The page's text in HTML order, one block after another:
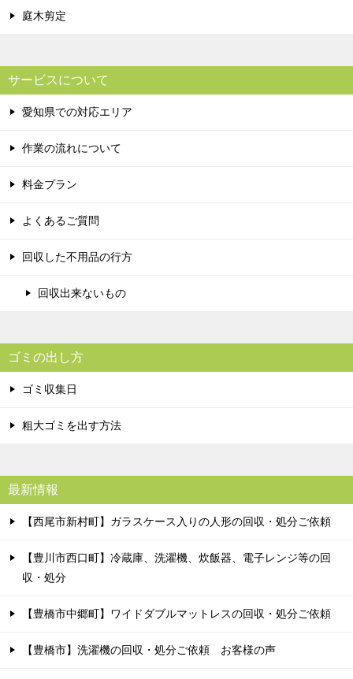
庭木剪定
サービスについて
愛知県での対応エリア
作業の流れについて
料金プラン
よくあるご質問
回収した不用品の行方
回収出来ないもの
ゴミの出し方
ゴミ収集日
粗大ゴミを出す方法
最新情報
【西尾市新村町】ガラスケース入りの人形の回収・処分ご依頼
【豊川市西口町】冷蔵庫、洗濯機、炊飯器、電子レンジ等の回
収・処分
【豊橋市中郷町】ワイドダブルマットレスの回収・処分ご依頼
【豊橋市】洗濯機の回収・処分ご依頼 お客様の声